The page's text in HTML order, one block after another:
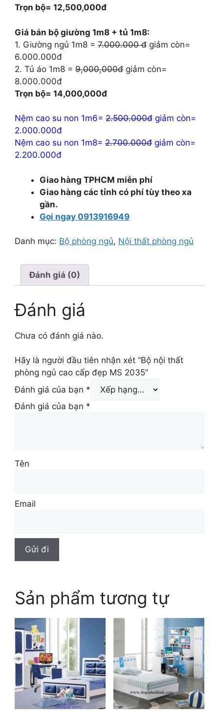
Trọn bộ= 12,500,000đ
Giá bán bộ giường 1m8 + tủ 1m8:
1. Giường ngủ 1m8 = 7.000.000 đ giảm còn=
6.000.000đ
2. Tủ áo 1m8 = 9,000,000đ giảm còn=
8.000.000đ
Trọn bộ= 14,000,000đ
Nệm cao su non 1m6= 2.500.000đ giảm còn=
2.000.000đ
Nệm cao su non 1m8= 2.700.000đ giảm còn=
2.200.000đ
Giao hàng TPHCM miễn phí
Giao hàng các tỉnh có phí tùy theo xa
gần.
Gọi ngay 0913916949
Danh mục: Bộ phòng ngủ, Nội thất phòng ngủ
Đánh giá (0)
Đánh giá
Chưa có đánh giá nào.
Hãy là người đầu tiên nhận xét “Bộ nội thất
phòng ngủ cao cấp đẹp MS 2035”
Đánh giá của bạn *
Đánh giá của bạn *
Tên
Email
Sản phẩm tương tự